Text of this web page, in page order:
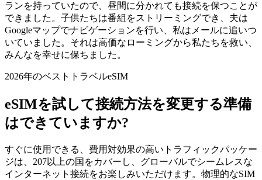
ランを持っていたので、昼間に分かれても接続を保つことが
できました。子供たちは番組をストリーミングでき、夫は
Googleマップでナビゲーションを行い、私はメールに追いつ
いていました。それは高価なローミングから私たちを救い、
みんなを幸せに保ちました。
2026年のベストトラベルeSIM
eSIMを試して接続方法を変更する準備
はできていますか?
すぐに使用できる、費用対効果の高いトラフィックパッケー
ジは、207以上の国をカバーし、グローバルでシームレスな
インターネット接続をお楽しみいただけます。物理的なSIM